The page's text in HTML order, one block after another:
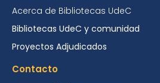
Acerca de Bibliotecas UdeC
Bibliotecas UdeC y comunidad
Proyectos Adjudicados
Contacto